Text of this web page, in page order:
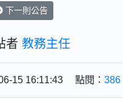
下一則公告
者 教務主任
15 16:11:43 點閱： 386